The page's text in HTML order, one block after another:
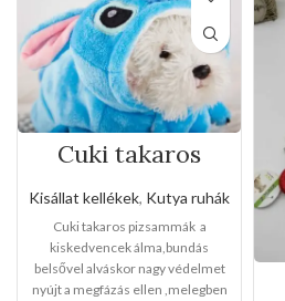
Cuki takaros
pizsammák (Több
méretben)
Kisállat kellékek, Kutya ruhák
Cuki takaros pizsammák a
kiskedvencek álma,bundás
belsővel alváskor nagy védelmet
nyújt a megfázás ellen ,melegben